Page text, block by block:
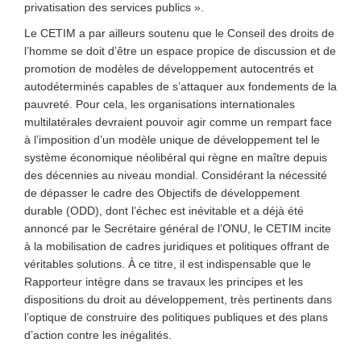
privatisation des services publics ».
Le CETIM a par ailleurs soutenu que le Conseil des droits de
l’homme se doit d’être un espace propice de discussion et de
promotion de modèles de développement autocentrés et
autodéterminés capables de s’attaquer aux fondements de la
pauvreté. Pour cela, les organisations internationales
multilatérales devraient pouvoir agir comme un rempart face
à l’imposition d’un modèle unique de développement tel le
système économique néolibéral qui règne en maître depuis
des décennies au niveau mondial. Considérant la nécessité
de dépasser le cadre des Objectifs de développement
durable (ODD), dont l’échec est inévitable et a déjà été
annoncé par le Secrétaire général de l’ONU, le CETIM incite
à la mobilisation de cadres juridiques et politiques offrant de
véritables solutions. À ce titre, il est indispensable que le
Rapporteur intègre dans se travaux les principes et les
dispositions du droit au développement, très pertinents dans
l’optique de construire des politiques publiques et des plans
d’action contre les inégalités.